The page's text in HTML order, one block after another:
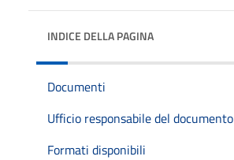
INDICE DELLA PAGINA
Documenti
Ufficio responsabile del documento
Formati disponibili